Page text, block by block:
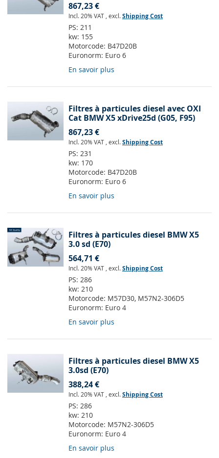
867,23 €
Incl. 20% VAT , excl.Shipping Cost
PS: 211
kw: 155
Motorcode: B47D20B
Euronorm: Euro 6
En savoir plus
Filtres à particules diesel avec OXI
Cat BMW X5 xDrive25d (G05, F95)
867,23 €
Incl. 20% VAT , excl.Shipping Cost
PS: 231
kw: 170
Motorcode: B47D20B
Euronorm: Euro 6
En savoir plus
Filtres à particules diesel BMW X5
3.0 sd (E70)
564,71 €
Incl. 20% VAT , excl.Shipping Cost
PS: 286
kw: 210
Motorcode: M57D30, M57N2-306D5
Euronorm: Euro 4
En savoir plus
Filtres à particules diesel BMW X5
3.0sd (E70)
388,24 €
Incl. 20% VAT , excl.Shipping Cost
PS: 286
kw: 210
Motorcode: M57N2-306D5
Euronorm: Euro 4
En savoir plus